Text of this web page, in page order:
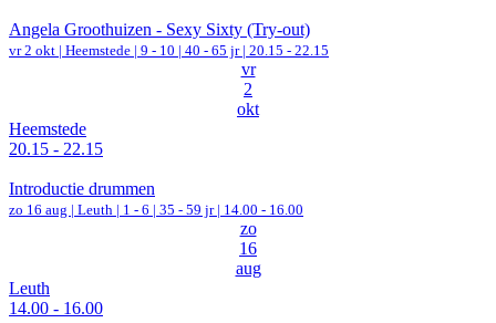
Angela Groothuizen - Sexy Sixty (Try-out)
vr 2 okt | Heemstede | 9 - 10 | 40 - 65 jr | 20.15 - 22.15
vr
2
okt
Heemstede
20.15 - 22.15
Introductie drummen
zo 16 aug | Leuth | 1 - 6 | 35 - 59 jr | 14.00 - 16.00
zo
16
aug
Leuth
14.00 - 16.00